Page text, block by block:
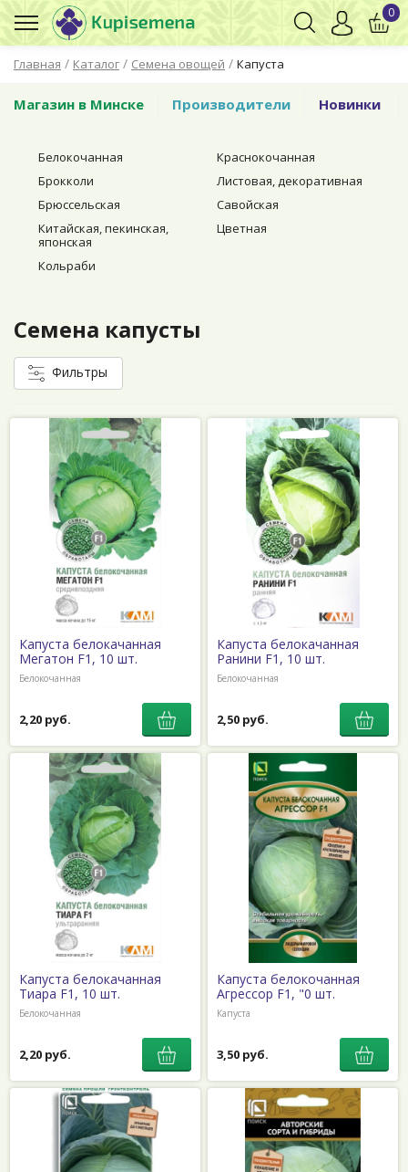
Главная / Каталог / Семена овощей / Капуста
0
Магазин в Минске Производители Новинки
Белокочанная
Брокколи
Брюссельская
Китайская, пекинская,
японская
Кольраби
Краснокочанная
Листовая, декоративная
Савойская
Цветная
Семена капусты
Фильтры
Капуста белокачанная
Мегатон F1, 10 шт.
Белокочанная
2,20 руб.
Капуста белокачанная
Ранини F1, 10 шт.
Белокочанная
2,50 руб.
Капуста белокачанная
Тиара F1, 10 шт.
Белокочанная
2,20 руб.
Капуста белокочанная
Агрессор F1, "0 шт.
Капуста
3,50 руб.